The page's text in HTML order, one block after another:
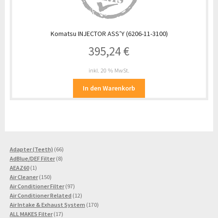
Komatsu INJECTOR ASS’Y (6206-11-3100)
395,24€
inkl. 20 % MwSt.
In den Warenkorb
Adapter (Teeth) 6666
Produkte
AdBlue/DEF Filter 88
AEAZ60 11
Produkt
Air Cleaner 150150
Produkte
Air Conditioner Filter 9797
Produkte
Air Conditioner Related 1212
Produkte
Air Intake & Exhaust System 170170
ALL MAKES Filter 1717